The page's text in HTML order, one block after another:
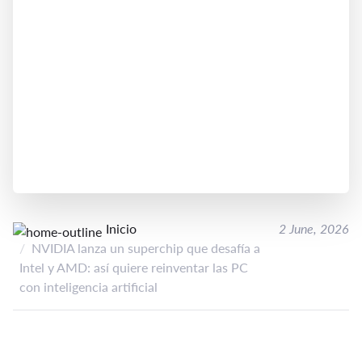
Inicio
NVIDIA lanza un superchip que desafía a
Intel y AMD: así quiere reinventar las PC
con inteligencia artificial
2 June, 2026